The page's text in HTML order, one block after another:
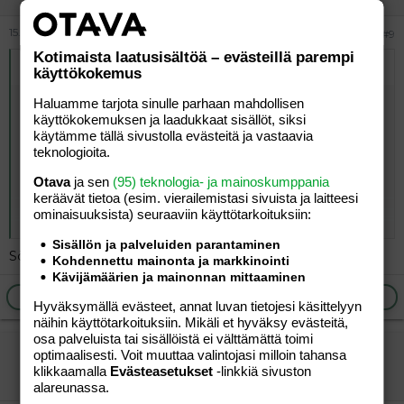
15.06.2026 #9
Alkuperäinen kirjoittajaHanna
Minä sairastuin anoreksiaan opiskeluaikana.
Olin muuttanut pois kotoa ja vanhempani asuivat eri
paikkakunnalla kuin opiskelupaikkani, joten näin vain
viikonloppuisin heitä.
En tiedä miten se alkoi, en tiedä, mutta onneksi läheiset
ihmiseni huomasivat sen ajoissa ja nyt olen äiti ihminen
ja elämä ruuan kannalta hyvin.
Silloin kun sairastin, heräsin aamulla aikaisin ja menin
erittäin pitkälle lenkille.
Koulun jälkeen menin salille jumppaamaan ja jumpan
jälkeen kotiin, jätin auton parkkipaikalle ja kävelin
kauempana olevaan kauppaan, josta ostin pieneen
rasiaan salaattia. Sitten kävelin kotiin ja söin sen ja menin
illalla lenkille.
Click to expand...
Söivätkö he homejuustoja?
vierailija
Vieras
Kotimaista laatusisältöä – evästeillä parempi
käyttökokemus
Haluamme tarjota sinulle parhaan mahdollisen
käyttökokemuksen ja laadukkaat sisällöt, siksi
käytämme tällä sivustolla evästeitä ja vastaavia
teknologioita.
Otavaja sen (95) teknologia- ja mainoskumppania
keräävät tietoa (esim. vierailemis­tasi sivuista ja laitteesi
ominaisuuk­sista) seuraaviin käyttötarkoituksiin:
Sisällön ja palveluiden parantaminen
Kohdennettu mainonta ja markkinointi
Kävijämäärien ja mainonnan mittaaminen
Hyväksymällä evästeet, annat luvan tietojesi käsittelyyn
näihin käyttötarkoituksiin. Mikäli et hyväksy evästeitä,
osa palveluista tai sisällöistä ei välttämättä toimi
optimaalisesti. Voit muuttaa valintojasi milloin tahansa
klikkaamalla Evästeasetukset -linkkiä sivuston
alareunassa.